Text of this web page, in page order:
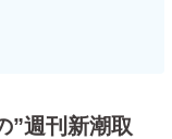
”週刊新潮取